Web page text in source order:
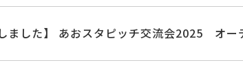
ました】 あおスタピッチ交流会2025 オー